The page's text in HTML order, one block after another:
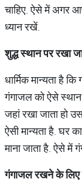
चाहिए. ऐसे में अगर
ध्यान रखें.
शुद्धस्थानपररखा
धार्मिक मान्यता है
गंगाजल को ऐसे स्थान
जहां रखा जाता हो
ऐसी मान्यता है. घर
माना जाता है. ऐसे में
गंगाजलरखनेकेलिए